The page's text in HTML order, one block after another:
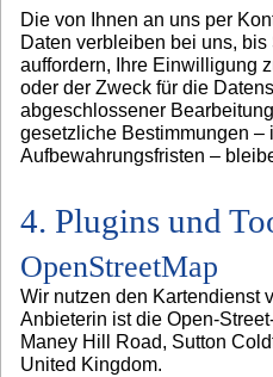
Die von Ihnen an uns per
Daten verbleiben bei uns,
auffordern, Ihre Einwilligung
oder der Zweck für die
abgeschlossener
gesetzliche Bestimmungen
Aufbewahrungsfristen –
4. Plugins und
OpenStreetMap
Wir nutzen den Kartendienst
Anbieterin ist die Open-
Maney Hill Road, Sutton
United Kingdom.